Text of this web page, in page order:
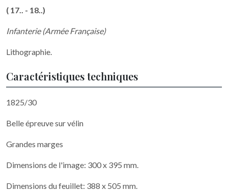
( 17.. - 18..)
Infanterie (Armée Française)
Lithographie.
Caractéristiques techniques
1825/30
Belle épreuve sur vélin
Grandes marges
Dimensions de l'image: 300 x 395 mm.
Dimensions du feuillet: 388 x 505 mm.